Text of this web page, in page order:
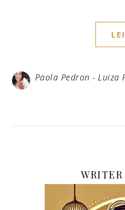
Paola Pedron - Luiza